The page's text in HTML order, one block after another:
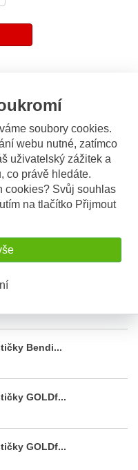
soubory cookies.
webu nutné, zatímco
uživatelský zážitek a
co právě hledáte.
cookies? Svůj souhlas
na tlačítko Přijmout
12V 21W/10W
Bendi...
GOLDf...
GOLDf...